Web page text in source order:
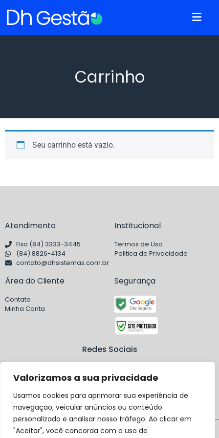
Valorizamos a sua privacidade
Usamos cookies para aprimorar sua experiência de
navegação, veicular anúncios ou conteúdo
personalizado e analisar nosso tráfego. Ao clicar em
"Aceitar", você concorda com o uso de
Carrinho
Seu carrinho está vazio.
Atendimento
Fixo (84) 3333-3445
(84) 8826-4134
contato@dhsistemas.com.br
Institucional
Termos de Uso
Politica de Privacidade
Área do Cliente
Contato
Minha Conta
Segurança
Redes Sociais
Copyright ©2023 Dh Sistemas. Todos os direitos reservados.